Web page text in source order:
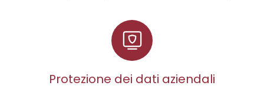
Protezione dei dati aziendali